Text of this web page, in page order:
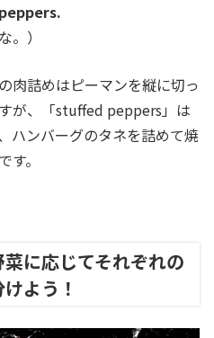
。）
肉詰めはピーマンを縦に切っ
が、「stuffed peppers」は
ハンバーグのタネを詰めて焼
。
に応じてそれぞれの
よう！